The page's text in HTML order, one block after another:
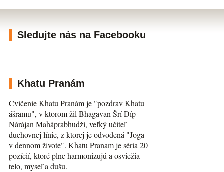
Sledujte nás na Facebooku
Khatu Pranám
Cvičenie Khatu Pranám je "pozdrav Khatu
ášramu", v ktorom žil Bhagavan Šrí Díp
Nárájan Maháprabhudží, veľký učiteľ
duchovnej línie, z ktorej je odvodená "Joga
v dennom živote". Khatu Pranam je séria 20
pozícií, ktoré plne harmonizujú a osviežia
telo, myseľ a dušu.